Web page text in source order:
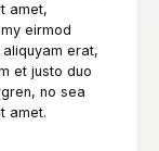
amet,
eirmod
erat,
et justo duo
no sea
amet.